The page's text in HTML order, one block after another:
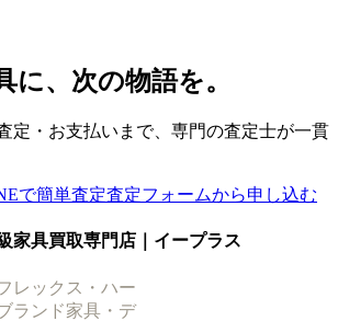
に、次の物語を。
定・お支払いまで、専門の査定士が一貫
で簡単査定査定フォームから申し込む
家具買取専門店｜イープラス
レックス・ハー
ランド家具・デ